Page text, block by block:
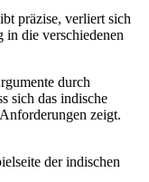
präzise, verliert sich
in die verschiedenen
durch
sich das indische
zeigt.
der indischen